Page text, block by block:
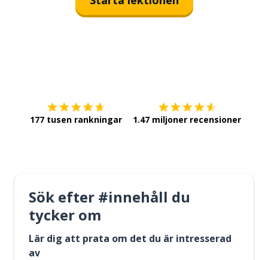
177 tusen rankningar 1.47 miljoner recensioner
Sök efter #innehåll du
tycker om
Lär dig att prata om det du är intresserad
av